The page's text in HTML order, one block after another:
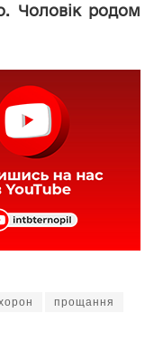
Чоловік родом
прощання